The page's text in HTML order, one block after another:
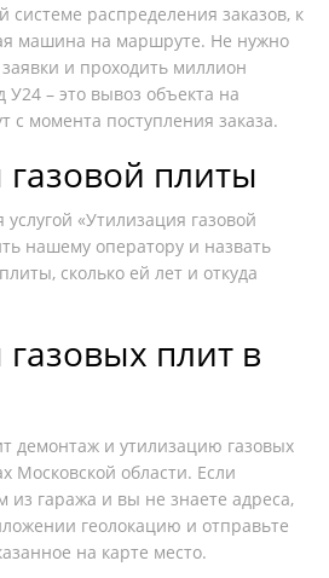
системе распределения заказов, к
машина на маршруте. Не нужно
и проходить миллион
– это вывоз объекта на
с момента поступления заказа.
плиты
«Утилизация газовой
нашему оператору и назвать
сколько ей лет и откуда
плит в
демонтаж и утилизацию газовых
Московской области. Если
из гаража и вы не знаете адреса,
геолокацию и отправьте
на карте место.